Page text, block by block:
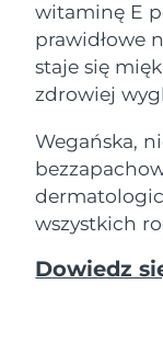
witaminę E
prawidłowe
staje się
zdrowiej
Wegańska,
wszystkich
Dowiedz